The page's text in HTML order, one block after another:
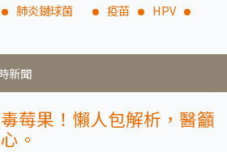
肺炎鏈球菌 疫苗
HPV
新聞
莓果！懶人包解析，醫籲
。